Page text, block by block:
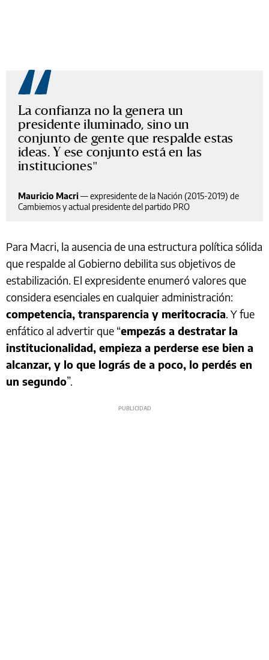
La confianza no la genera un
presidente iluminado, sino un
conjunto de gente que respalde estas
ideas. Y ese conjunto está en las
instituciones
Mauricio Macri—expresidente de la Nación (2015-2019) de
Cambiemos y actual presidente del partido PRO
Para Macri, la ausencia de una estructura política sólida
que respalde al Gobierno debilita sus objetivos de
estabilización. El expresidente enumeró valores que
considera esenciales en cualquier administración:
competencia, transparencia y meritocracia. Y fue
enfático al advertir que “empezás a destratar la
institucionalidad, empieza a perderse ese bien a
alcanzar, y lo que lográs de a poco, lo perdés en
un segundo”.